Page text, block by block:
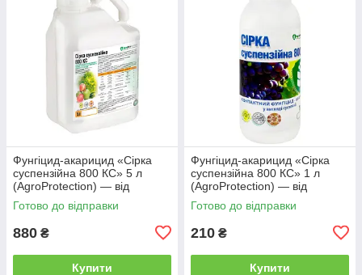
Фунгіцид-акарицид «Сірка
суспензійна 800 КС» 5 л
(AgroProtection) — від
борошнистої роси, оїдіуму та
кліщів
Готово до відправки
880 ₴
Купити
Фунгіцид-акарицид «Сірка
суспензійна 800 КС» 1 л
(AgroProtection) — від
борошнистої роси,
Готово до відправки
210 ₴
Купити